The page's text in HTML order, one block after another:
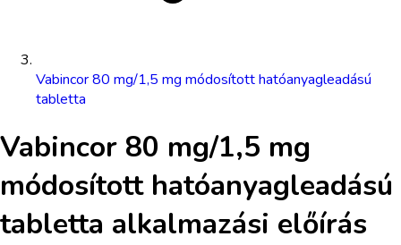
Vabincor 80 mg/1,5 mg módosított hatóanyagleadású
tabletta
Vabincor 80 mg/1,5 mg
módosított hatóanyagleadású
tabletta alkalmazási előírás